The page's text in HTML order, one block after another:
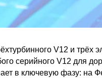
V12 и трёх
серийного V12 для
в ключевую фазу: на